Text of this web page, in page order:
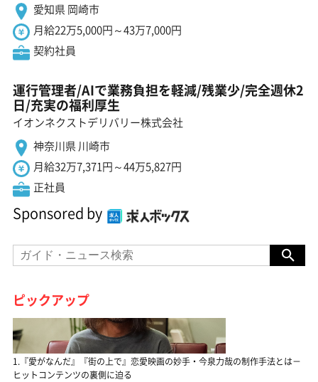
愛知県 岡崎市
月給22万5,000円～43万7,000円
契約社員
運行管理者/AIで業務負担を軽減/残業少/完全週休2
日/充実の福利厚生
イオンネクストデリバリー株式会社
神奈川県 川崎市
月給32万7,371円～44万5,827円
正社員
Sponsored by
ピックアップ
1.『愛がなんだ』『街の上で』恋愛映画の妙手・今泉力哉の制作手法とは－
ヒットコンテンツの裏側に迫る